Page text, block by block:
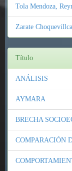
Tola Mendoza,
Zarate
Título
ANÁLISIS
AYMARA
BRECHA
COMPARACIÓN